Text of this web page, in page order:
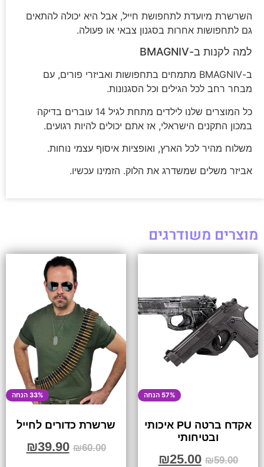
השרשרת מיועדת לתחפושת חייל, אבל היא יכולה להתאים
גם לתחפושות אחרות בסגנון צבאי או פעולה.
למה לקנות ב-BMAGNIV
ב-BMAGNIV מתמחים בתחפושות ואביזרי פורים, עם
מבחר רחב לכל הגילים וכל הסגנונות.
כל המוצרים שלנו לילדים מתחת לגיל 14 עוברים בדיקה
במכון התקנים הישראלי, אז אתם יכולים להיות רגועים.
משלוח מהיר לכל הארץ, ואופציות איסוף עצמי נוחות.
אביזר משלים שמשדרג את הלוק. הזמינו עכשיו.
מוצרים משודרגים
57% הנחה
אקדח ברטה PU איכותי
ובטיחותי
₪59.00
₪25.00
33% הנחה
שרשרת כדורים לחייל
₪60.00
₪39.90